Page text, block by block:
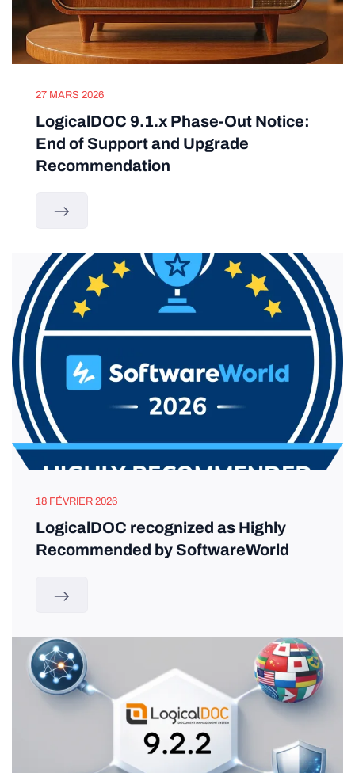
27 MARS 2026
LogicalDOC 9.1.x Phase-Out Notice:
End of Support and Upgrade
Recommendation
18 FÉVRIER 2026
LogicalDOC recognized as Highly
Recommended by SoftwareWorld